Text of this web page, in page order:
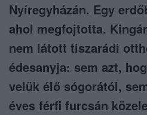
Nyíregyházán. Egy
ahol megfojtotta.
nem látott tiszarádi
édesanyja: sem azt,
velük élő sógorától,
éves férfi furcsán